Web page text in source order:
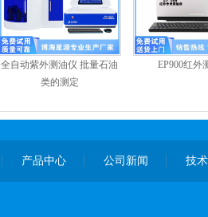
全自动紫外测油仪 批量石油
类的测定
EP900红外
产品中心 公司新闻 技